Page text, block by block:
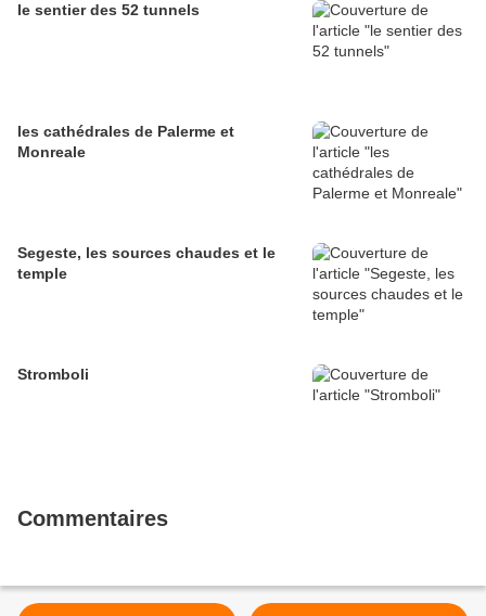
le sentier des 52 tunnels
les cathédrales de Palerme et
Monreale
Segeste, les sources chaudes et le
temple
Stromboli
Commentaires